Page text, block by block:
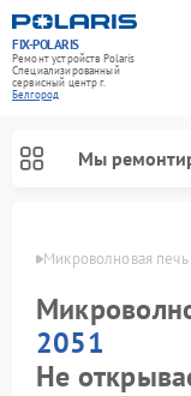
FIX-POLARIS
Ремонт устройств Polaris
Специализированный
cервисный центр г.
Белгород
Мы
Микроволновая
2051
Не